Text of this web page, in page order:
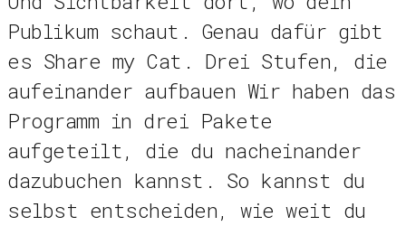
Publikum schaut. Genau dafür gibt
es Share my Cat. Drei Stufen, die
aufeinander aufbauen Wir haben das
Programm in drei Pakete
aufgeteilt, die du nacheinander
dazubuchen kannst. So kannst du
selbst entscheiden, wie weit du